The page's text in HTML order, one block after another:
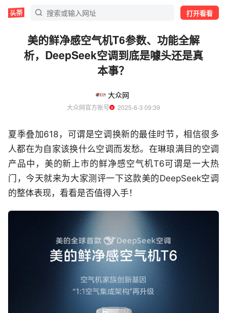
打开看看
美的鲜净感空气机T6参数、功能全解
析，DeepSeek空调到底是噱头还是真
本事？
大众网
大众网官方账号
  2025-6-3 09:39
夏季叠加618，可谓是空调换新的最佳时节，相信很多
人都在为自家该换什么空调而发愁。在琳琅满目的空调
产品中，美的新上市的鲜净感空气机T6可谓是一大热
门，今天就来为大家测评一下这款美的DeepSeek空调
的整体表现，看看是否值得入手！